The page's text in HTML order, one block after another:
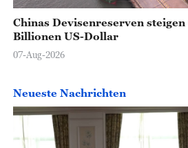
Chinas Devisenreserven
Billionen US-Dollar
07-Aug-2026
Neueste Nachrichten